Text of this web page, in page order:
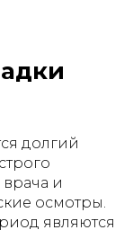
долгий
и
осмотры.
являются